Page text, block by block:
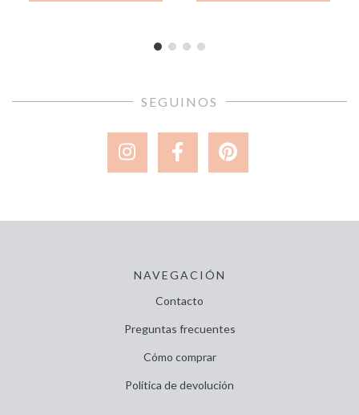
SEGUINOS
NAVEGACIÓN
Contacto
Preguntas frecuentes
Cómo comprar
Política de devolución